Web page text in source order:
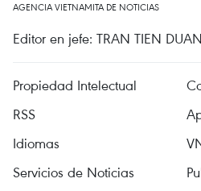
AGENCIA VIETNAMITA DE NOTICIAS
Editor en jefe: TRAN TIEN DUAN
Propiedad Intelectual
RSS
Idiomas
Servicios de Noticias